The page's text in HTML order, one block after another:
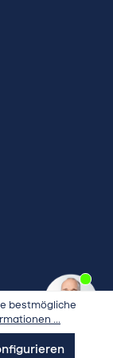
bestmögliche
...